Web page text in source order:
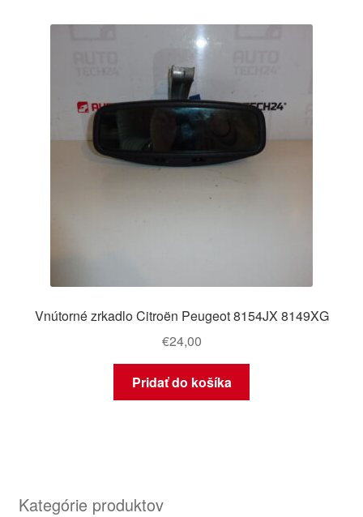
Vnútorné zrkadlo Citroën Peugeot 8154JX 8149XG
€24,00
Pridať do košíka
Kategórie produktov